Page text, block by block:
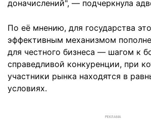
доначислений", — подчеркнула
По её мнению, для государства
эффективным механизмом
для честного бизнеса — шагом к
справедливой конкуренции, при
участники рынка находятся в
условиях.
РЕКЛАМА